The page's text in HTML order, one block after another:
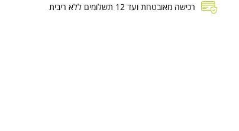
רכישה מאובטחת ועד 12 תשלומים ללא ריבית